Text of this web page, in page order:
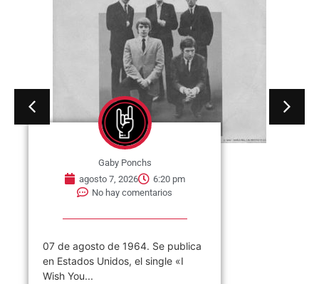
Gaby Ponchs
agosto 7, 2026
6:20 pm
No hay comentarios
07 de agosto de 1964. Se publica
en Estados Unidos, el single «I
Wish You...